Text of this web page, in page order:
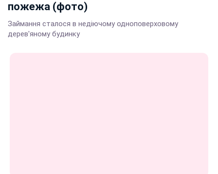
пожежа (фото)
Займання сталося в недіючому одноповерховому
дерев'яному будинку